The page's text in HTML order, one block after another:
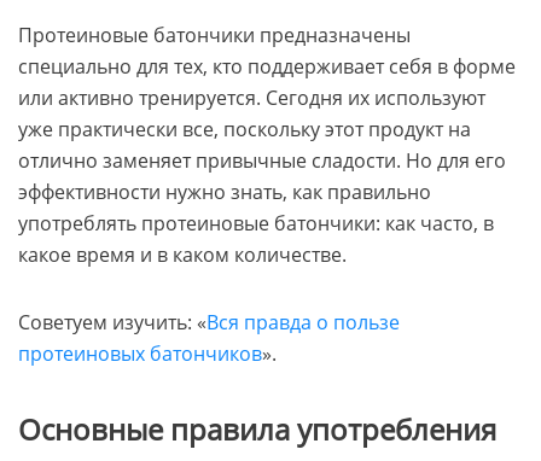
Протеиновые батончики предназначены
специально для тех, кто поддерживает себя в форме
или активно тренируется. Сегодня их используют
уже практически все, поскольку этот продукт на
отлично заменяет привычные сладости. Но для его
эффективности нужно знать, как правильно
употреблять протеиновые батончики: как часто, в
какое время и в каком количестве.
Советуем изучить: «Вся правда о пользе
протеиновых батончиков».
Основные правила употребления